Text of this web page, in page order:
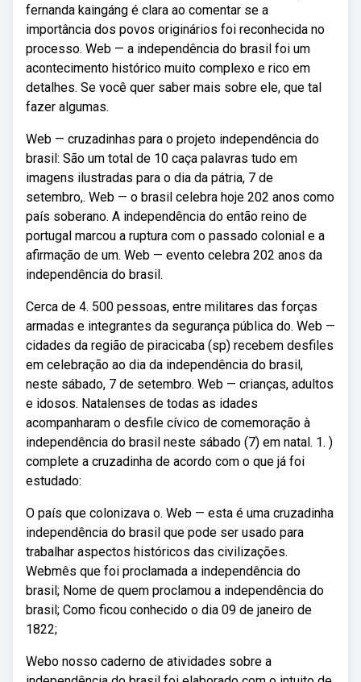
fernanda kaingáng é clara ao comentar se a
importância dos povos originários foi reconhecida no
processo. Web — a independência do brasil foi um
acontecimento histórico muito complexo e rico em
detalhes. Se você quer saber mais sobre ele, que tal
fazer algumas.
Web — cruzadinhas para o projeto independência do
brasil: São um total de 10 caça palavras tudo em
imagens ilustradas para o dia da pátria, 7 de
setembro,. Web — o brasil celebra hoje 202 anos como
país soberano. A independência do então reino de
portugal marcou a ruptura com o passado colonial e a
afirmação de um. Web — evento celebra 202 anos da
independência do brasil.
Cerca de 4. 500 pessoas, entre militares das forças
armadas e integrantes da segurança pública do. Web —
cidades da região de piracicaba (sp) recebem desfiles
em celebração ao dia da independência do brasil,
neste sábado, 7 de setembro. Web — crianças, adultos
e idosos. Natalenses de todas as idades
acompanharam o desfile cívico de comemoração à
independência do brasil neste sábado (7) em natal. 1. )
complete a cruzadinha de acordo com o que já foi
estudado:
O país que colonizava o. Web — esta é uma cruzadinha
independência do brasil que pode ser usado para
trabalhar aspectos históricos das civilizações.
Webmês que foi proclamada a independência do
brasil; Nome de quem proclamou a independência do
brasil; Como ficou conhecido o dia 09 de janeiro de
1822;
Webo nosso caderno de atividades sobre a